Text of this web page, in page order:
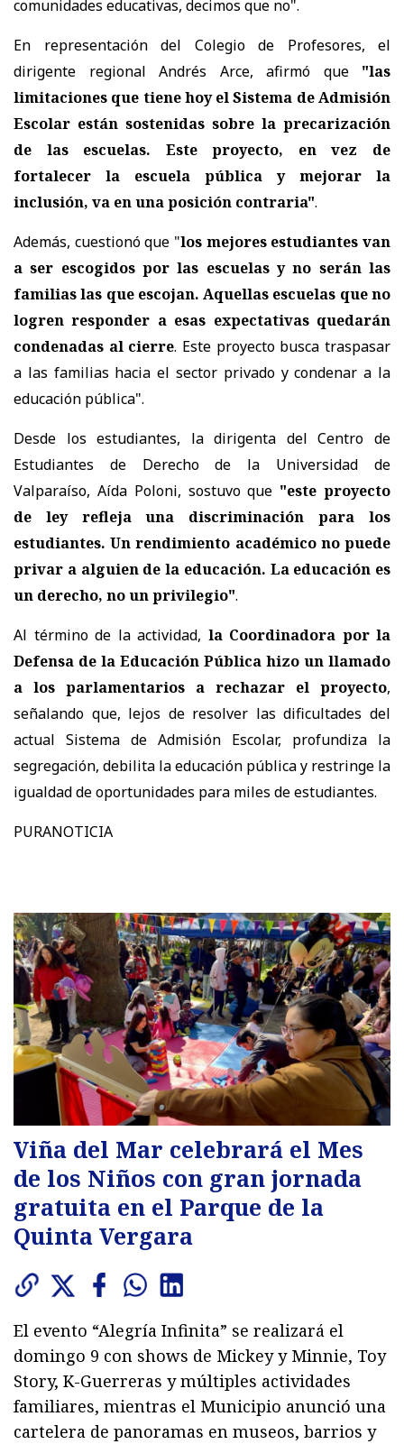
comunidades educativas, decimos que no".
En representación del Colegio de Profesores, el
dirigente regional Andrés Arce, afirmó que
"las
limitaciones que tiene hoy el Sistema de Admisión
Escolar están sostenidas sobre la precarización
de las escuelas. Este proyecto, en vez de
fortalecer la escuela pública y mejorar la
inclusión, va en una posición contraria".
Además, cuestionó que "los mejores estudiantes van
a ser escogidos por las escuelas y no serán las
familias las que escojan. Aquellas escuelas que no
logren responder a esas expectativas quedarán
condenadas al cierre. Este proyecto busca traspasar
a las familias hacia el sector privado y condenar a la
educación pública".
Desde los estudiantes, la dirigenta del Centro de
Estudiantes de Derecho de la Universidad de
Valparaíso, Aída Poloni, sostuvo que "este proyecto
de ley refleja una discriminación para los
estudiantes. Un rendimiento académico no puede
privar a alguien de la educación. La educación es
un derecho, no un privilegio".
Al término de la actividad, la Coordinadora por la
Defensa de la Educación Pública hizo un llamado
a los parlamentarios a rechazar el proyecto,
señalando que, lejos de resolver las dificultades del
actual Sistema de Admisión Escolar, profundiza la
segregación, debilita la educación pública y restringe la
igualdad de oportunidades para miles de estudiantes.
PURANOTICIA
Viña del Mar celebrará el Mes
de los Niños con gran jornada
gratuita en el Parque de la
Quinta Vergara
El evento “Alegría Infinita” se realizará el
domingo 9 con shows de Mickey y Minnie, Toy
Story, K-Guerreras y múltiples actividades
familiares, mientras el Municipio anunció una
cartelera de panoramas en museos, barrios y